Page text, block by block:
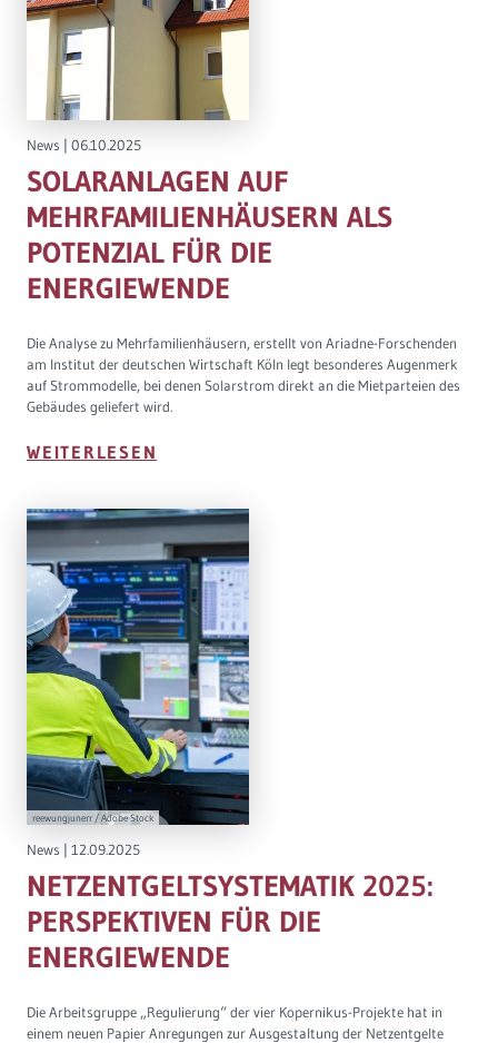
News | 06.10.2025
SOLARANLAGEN AUF
MEHRFAMILIENHÄUSERN ALS
POTENZIAL FÜR DIE
ENERGIEWENDE
Die Analyse zu Mehrfamilienhäusern, erstellt von Ariadne-Forschenden
am Institut der deutschen Wirtschaft Köln legt besonderes Augenmerk
auf Strommodelle, bei denen Solarstrom direkt an die Mietparteien des
Gebäudes geliefert wird.
WEITERLESEN
reewungjunerr / Adobe Stock
News | 12.09.2025
NETZENTGELTSYSTEMATIK 2025:
PERSPEKTIVEN FÜR DIE
ENERGIEWENDE
Die Arbeitsgruppe „Regulierung“ der vier Kopernikus-Projekte hat in
einem neuen Papier Anregungen zur Ausgestaltung der Netzentgelte
Governance
Europa & Green Deal
Themen Übersicht
Soziales Nachhaltigkeitsbarometer